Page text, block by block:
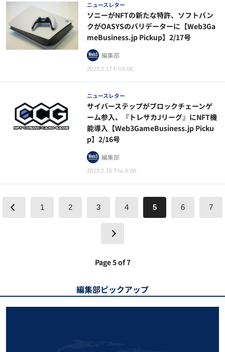
ニュースレター
2023.2.17 Fri 6:00
ソニーがNFTの新たな特許、ソフトバン
クがOASYSのバリデーターに【Web3Ga
meBusiness.jp Pickup】2/17号
編集部
ニュースレター
2023.2.16 Thu 6:00
サイバーステップがブロックチェーンゲ
ーム参入、『トレサカJリーグ』にNFT機
能導入【Web3GameBusiness.jp Picku
p】2/16号
編集部
1 2 3 4 5 6 7
Page 5 of 7
編集部ピックアップ